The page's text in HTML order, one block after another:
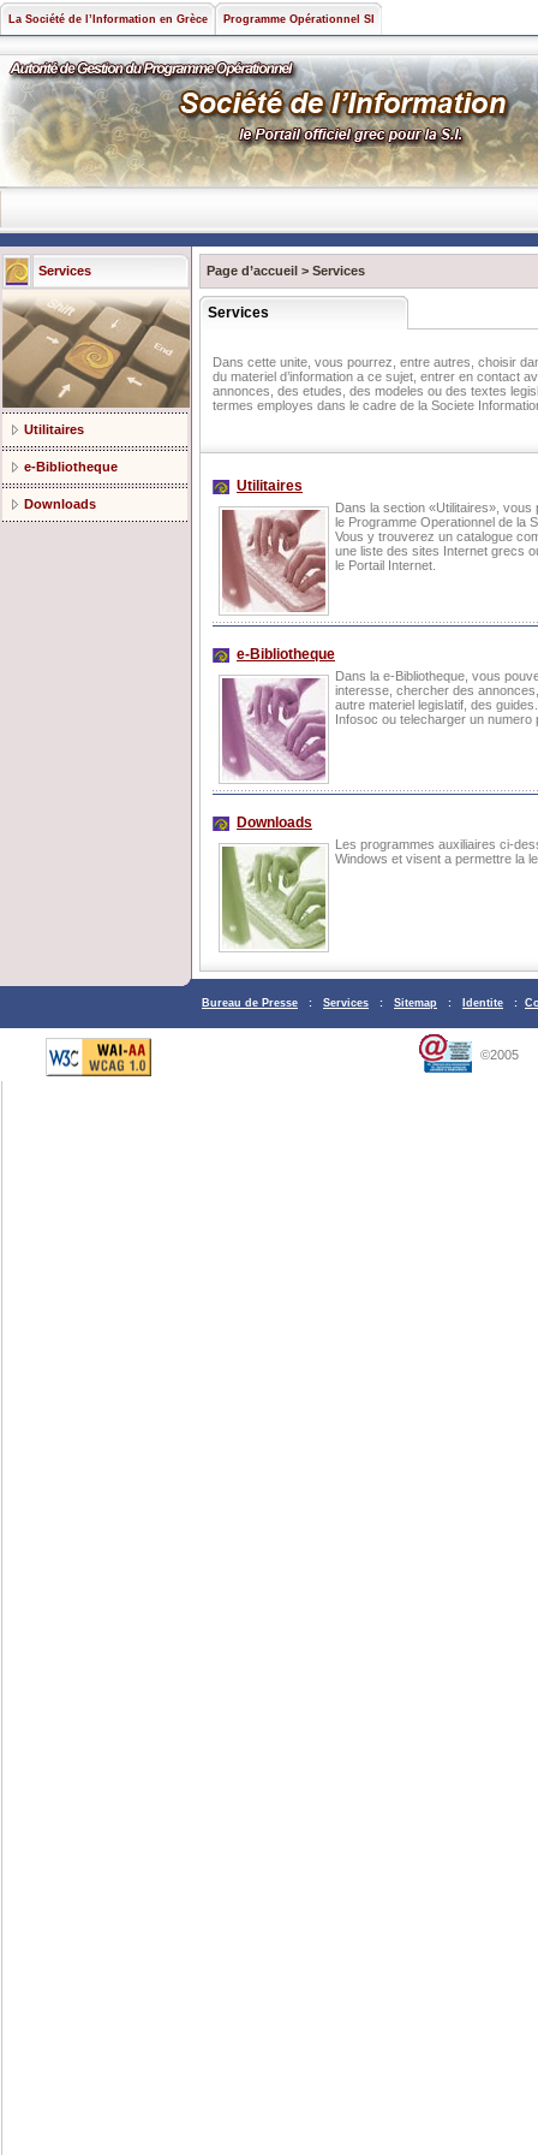
La Société de l’Information en Grèce Programme Opérationnel SI
Services
Utilitaires
e-Βibliotheque
Downloads
Page d’accueil > Services
Services
Dans cette unite, vous pourrez, entre autres, choisir
du materiel d’information a ce sujet, entrer en contact
annonces, des etudes, des modeles ou des textes
termes employes dans le cadre de la Societe
Utilitaires
Dans la section «Utilitaires»,
le Programme Operationnel de la
Vous y trouverez un catalogue
une liste des sites Internet grecs
le Portail Internet.
e-Βibliotheque
Dans la e-Bibliotheque, vous
interesse, chercher des
autre materiel legislatif, des
Infosoc ou telecharger un numero
Downloads
Les programmes auxiliaires ci-
Windows et visent a permettre la
Bureau de Presse : Services : Sitemap : Identite :
©2005